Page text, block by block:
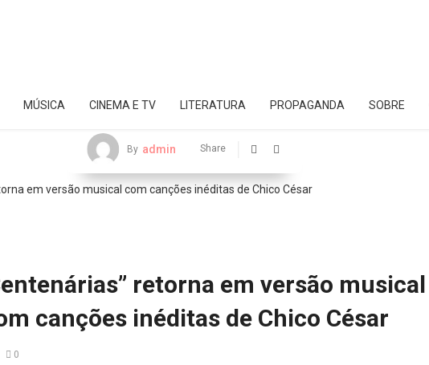
MÚSICA CINEMA E TV LITERATURA PROPAGANDA SOBRE
By admin Share
retorna em versão musical
canções inéditas de Chico César
0